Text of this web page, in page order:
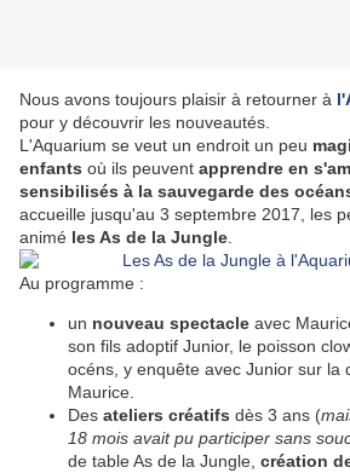
Nous avons toujours plaisir à retourner à
pour y découvrir les nouveautés.
L'Aquarium se veut un endroit un peu
enfants où ils peuvent apprendre en
sensibilisés à la sauvegarde des
accueille jusqu'au 3 septembre 2017, les
animé les As de la Jungle
Au programme :
un nouveau spectacle avec
son fils adoptif Junior, le poisson
océns, y enquête avec Junior sur la
Maurice.
Des ateliers créatifs dès 3 ans (
18 mois avait pu participer sans
de table As de la Jungle, création